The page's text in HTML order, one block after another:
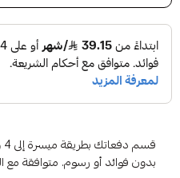
بدون فوائد أو رسوم. متوافقة مع